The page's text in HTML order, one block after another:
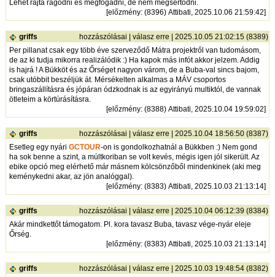
Lehet rajta rágódni és megfogadni, de nem megsértődni.
[előzmény: (8396) Attibati, 2025.10.06 21:59:42]
griffs hozzászólásai |válasz erre | 2025.10.05 21:02:15 (8389)
Per pillanat csak egy több éve szerveződő Mátra projektről van tudomásom,
de az ki tudja mikorra realizálódik :) Ha kapok más infót akkor jelzem. Addig
is hajrá ! A Bükköt és az Őrséget nagyon várom, de a Buba-val sincs bajom,
csak utóbbit beszéljük át. Mérsékelten alkalmas a MÁV csoportos
bringaszállításra és jópáran ódzkodnak is az egyirányú multiktól, de vannak
ötleteim a körtúrásításra.
[előzmény: (8388) Attibati, 2025.10.04 19:59:02]
griffs hozzászólásai |válasz erre | 2025.10.04 18:56:50 (8387)
Esetleg egy nyáriGCTOUR-on is gondolkozhatnál a Bükkben :) Nem gond
ha sok benne a szint, a múltkoriban se volt kevés, mégis igen jól sikerült. Az
ebike opció meg elérhető már másnem kölcsönzőből mindenkinek (aki meg
keménykedni akar, az jön analóggal).
[előzmény: (8383) Attibati, 2025.10.03 21:13:14]
griffs hozzászólásai |válasz erre | 2025.10.04 06:12:39 (8384)
Akár mindkettőt támogatom. Pl. kora tavasz Buba, tavasz vége-nyár eleje
Őrség.
[előzmény: (8383) Attibati, 2025.10.03 21:13:14]
griffs hozzászólásai |válasz erre | 2025.10.03 19:48:54 (8382)